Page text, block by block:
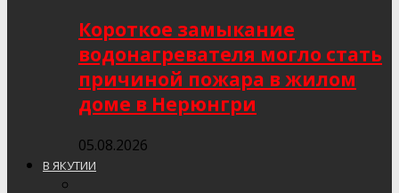
Короткое замыкание
водонагревателя могло стать
причиной пожара в жилом
доме в Нерюнгри
05.08.2026
В ЯКУТИИ